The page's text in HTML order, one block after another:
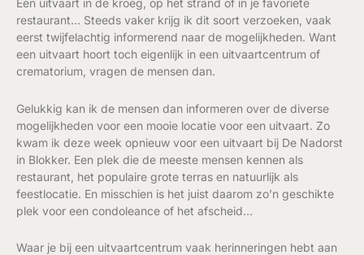
Een uitvaart in de kroeg, op het strand of in je favoriete
restaurant… Steeds vaker krijg ik dit soort verzoeken, vaak
eerst twijfelachtig informerend naar de mogelijkheden. Want
een uitvaart hoort toch eigenlijk in een uitvaartcentrum of
crematorium, vragen de mensen dan.
Gelukkig kan ik de mensen dan informeren over de diverse
mogelijkheden voor een mooie locatie voor een uitvaart. Zo
kwam ik deze week opnieuw voor een uitvaart bij De Nadorst
in Blokker. Een plek die de meeste mensen kennen als
restaurant, het populaire grote terras en natuurlijk als
feestlocatie. En misschien is het juist daarom zo’n geschikte
plek voor een condoleance of het afscheid…
Waar je bij een uitvaartcentrum vaak herinneringen hebt aan